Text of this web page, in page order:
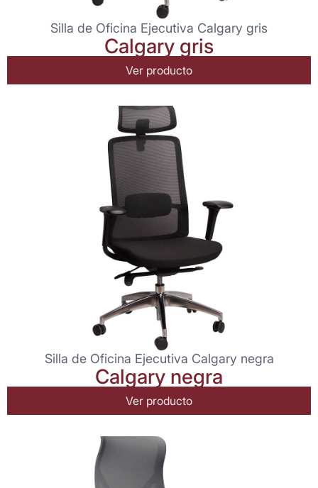
Silla de Oficina Ejecutiva Calgary gris
Calgary gris
Ver producto
Silla de Oficina Ejecutiva Calgary negra
Calgary negra
Ver producto